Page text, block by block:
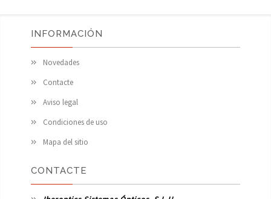
INFORMACIÓN
Novedades
Contacte
Aviso legal
Condiciones de uso
Mapa del sitio
CONTACTE